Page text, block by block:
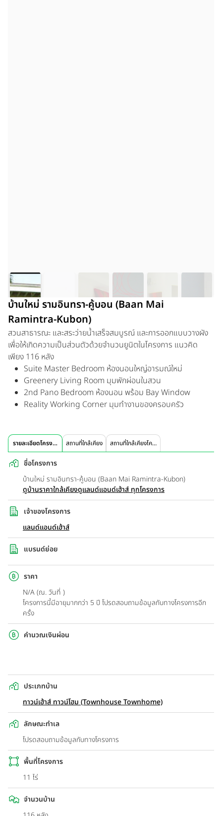
บ้านใหม่ รามอินทรา-คู้บอน (Baan Mai
Ramintra-Kubon)
สวนสาธารณะ และสระว่ายน้ำเสร็จสมบูรณ์ และการออกแบบวางผัง
เพื่อให้เกิดความเป็นส่วนตัวด้วยจำนวนยูนิตในโครงการ แนวคิด
เพียง 116 หลัง
Suite Master Bedroom ห้องนอนใหญ่อารมณ์ใหม่
Greenery Living Room มุมพักผ่อนในสวน
2nd Pano Bedroom ห้องนอน พร้อม Bay Window
Reality Working Corner มุมทำงานของครอบครัว
รายละเอียดโครงการ สถานที่ใกล้เคียง สถานที่ใกล้เคียงโครงการ
ชื่อโครงการ
บ้านใหม่ รามอินทรา-คู้บอน (Baan Mai Ramintra-Kubon)
ดูบ้านราคาใกล้เคียงดูแลนด์แอนด์เฮ้าส์ ทุกโครงการ
เจ้าของโครงการ
แลนด์แอนด์เฮ้าส์
แบรนด์ย่อย
ราคา
N/A (ณ. วันที่ )
โครงการนี้มีอายุมากกว่า 5 ปี โปรดสอบถามข้อมูลกับทางโครงการอีก
ครั้ง
คำนวณเงินผ่อน
ประเภทบ้าน
ทาวน์เฮ้าส์ ทาวน์โฮม (Townhouse Townhome)
ลักษณะทำเล
โปรดสอบถามข้อมูลกับทางโครงการ
พื้นที่โครงการ
11 ไร่
จำนวนบ้าน